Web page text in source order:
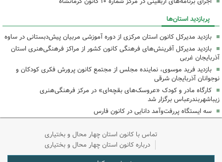
پربازدید استان‌ها
بازدید مدیرکل کانون استان مرکزی از دوره آموزشی مربیان پیش‌دبستانی در ساوه
بازدید مدیرکل آفرینش‌های فرهنگی کانون کشور از مراکز فرهنگی‌هنری استان
آذربایجان غربی
بازدید فرید موسوی، نماینده مجلس از مجتمع کانون پرورش فکری کودکان و
نوجوانان آذربایجان شرقی
کارگاه مادر و کودک «عروسک‌های بقچه‌ای» در مرکز فرهنگی‌هنری
زیباشهربندرعباس برگزار شد
سه ایستگاه پررفت‌وآمد دانایی در کانون فارس
تماس با کانون استان چهار محال و بختیاری
درباره کانون استان چهار محال و بختیاری